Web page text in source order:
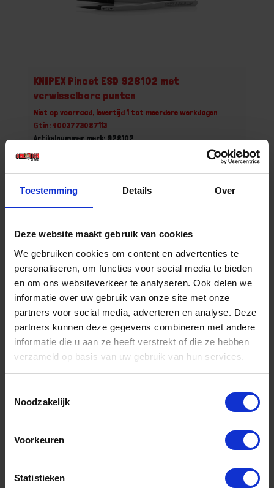
Toestemming Details Over
Deze website maakt gebruik van cookies
We gebruiken cookies om content en advertenties te
personaliseren, om functies voor social media te bieden
en om ons websiteverkeer te analyseren. Ook delen we
informatie over uw gebruik van onze site met onze
partners voor social media, adverteren en analyse. Deze
partners kunnen deze gegevens combineren met andere
informatie die u aan ze heeft verstrekt of die ze hebben
verzameld op basis van uw gebruik van hun services.
Noodzakelijk
Voorkeuren
Statistieken
KNIPEX Pincet ESD 928102 met
verwisselbare punten
Niet op voorraad, levertijd 1 tot meerdere werkdagen
Gtin: 4003773087113
Artikelnummer merk: 928102
- +
Bestel nu!
verwisselbare punten
Artikelnummer merk: 928103